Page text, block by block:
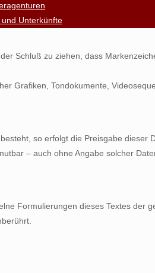
und Unterkünfte
Schluß zu ziehen, dass
Grafiken, Tondokumente,
so erfolgt die Preisgabe dieser
– auch ohne Angabe solcher
Formulierungen dieses Textes der